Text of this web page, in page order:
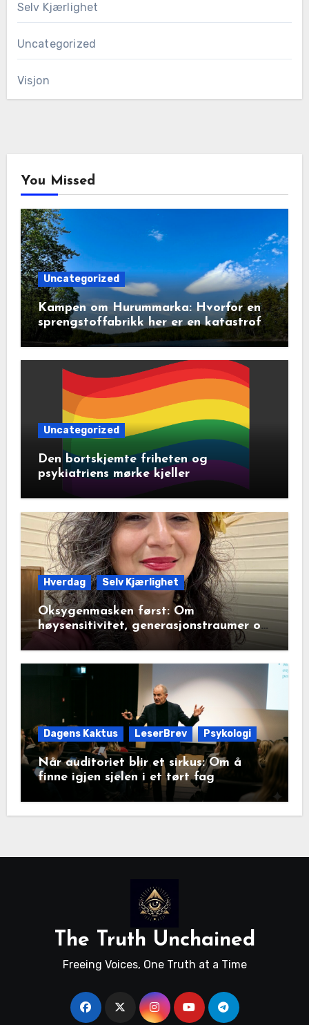
Selv Kjærlighet
Uncategorized
Visjon
You Missed
Uncategorized
Kampen om Hurummarka: Hvorfor en
sprengstoffabrikk her er en katastrofe
for natur og lokalsamfunn
Uncategorized
Den bortskjemte friheten og
psykiatriens mørke kjeller
Hverdag Selv Kjærlighet
Oksygenmasken først: Om
høysensitivitet, generasjonstraumer og
det disiplinerte tunnelsynet
Dagens Kaktus LeserBrev Psykologi
Når auditoriet blir et sirkus: Om å
finne igjen sjelen i et tørt fag
The Truth Unchained
Freeing Voices, One Truth at a Time